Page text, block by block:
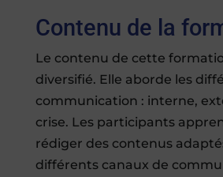
Contenu de la
Le contenu de cette
diversifié. Elle aborde les
communication : interne,
crise. Les participants
rédiger des contenus
différents canaux de